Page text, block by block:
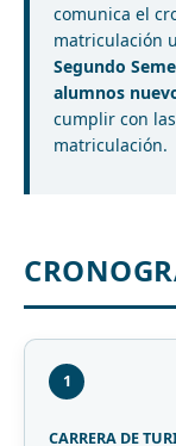
comunica el
matriculación
Segundo
alumnos
cumplir con
matriculación.
1
CARRERA DE